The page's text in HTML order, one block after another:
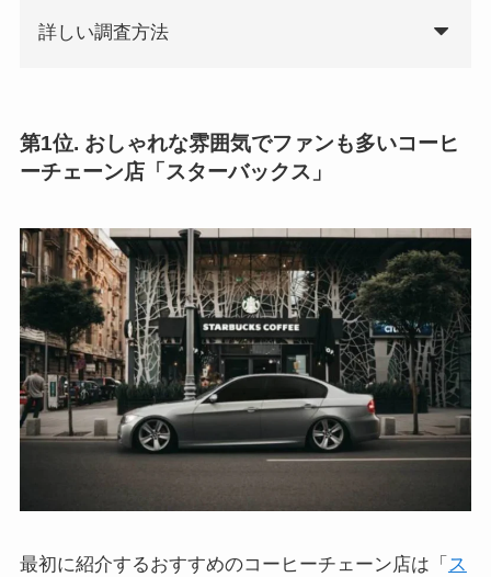
詳しい調査方法
第1位. おしゃれな雰囲気でファンも多いコーヒ
ーチェーン店「スターバックス」
最初に紹介するおすすめのコーヒーチェーン店は「 ス